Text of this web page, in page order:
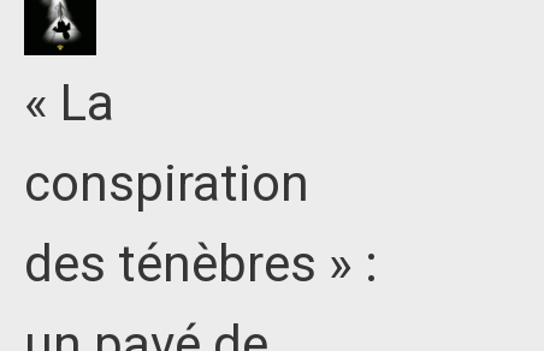
« La
conspiration
des ténèbres » :